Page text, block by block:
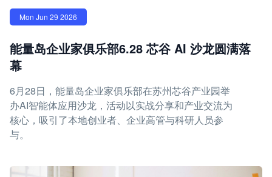
Mon Jun 29 2026
能量岛企业家俱乐部6.28 芯谷 AI 沙龙圆满落
幕
6月28日，能量岛企业家俱乐部在苏州芯谷产业园举
办AI智能体应用沙龙，活动以实战分享和产业交流为
核心，吸引了本地创业者、企业高管与科研人员参
与。